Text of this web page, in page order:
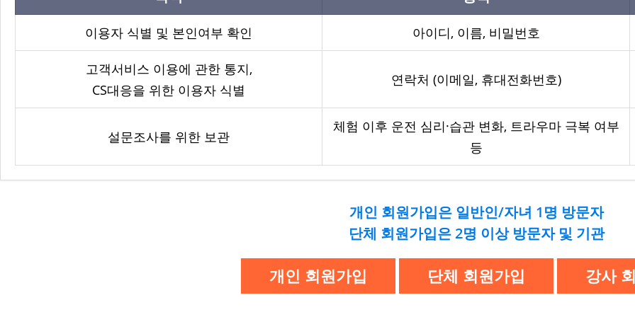
이용자 식별 및 본인여부 확인 아이디, 이름, 비밀번호
고객서비스 이용에 관한 통지,
CS대응을 위한 이용자 식별
연락처 (이메일, 휴대전화번호)
설문조사를 위한 보관
체험 이후 운전 심리·습관 변화, 트라우마 극복 여부
등
개인 회원가입은 일반인/자녀 1명 방문자
단체 회원가입은 2명 이상 방문자 및 기관